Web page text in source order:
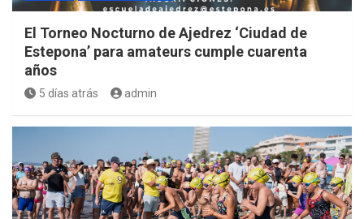
El Torneo Nocturno de Ajedrez ‘Ciudad de
Estepona’ para amateurs cumple cuarenta
años
5 días atrás admin